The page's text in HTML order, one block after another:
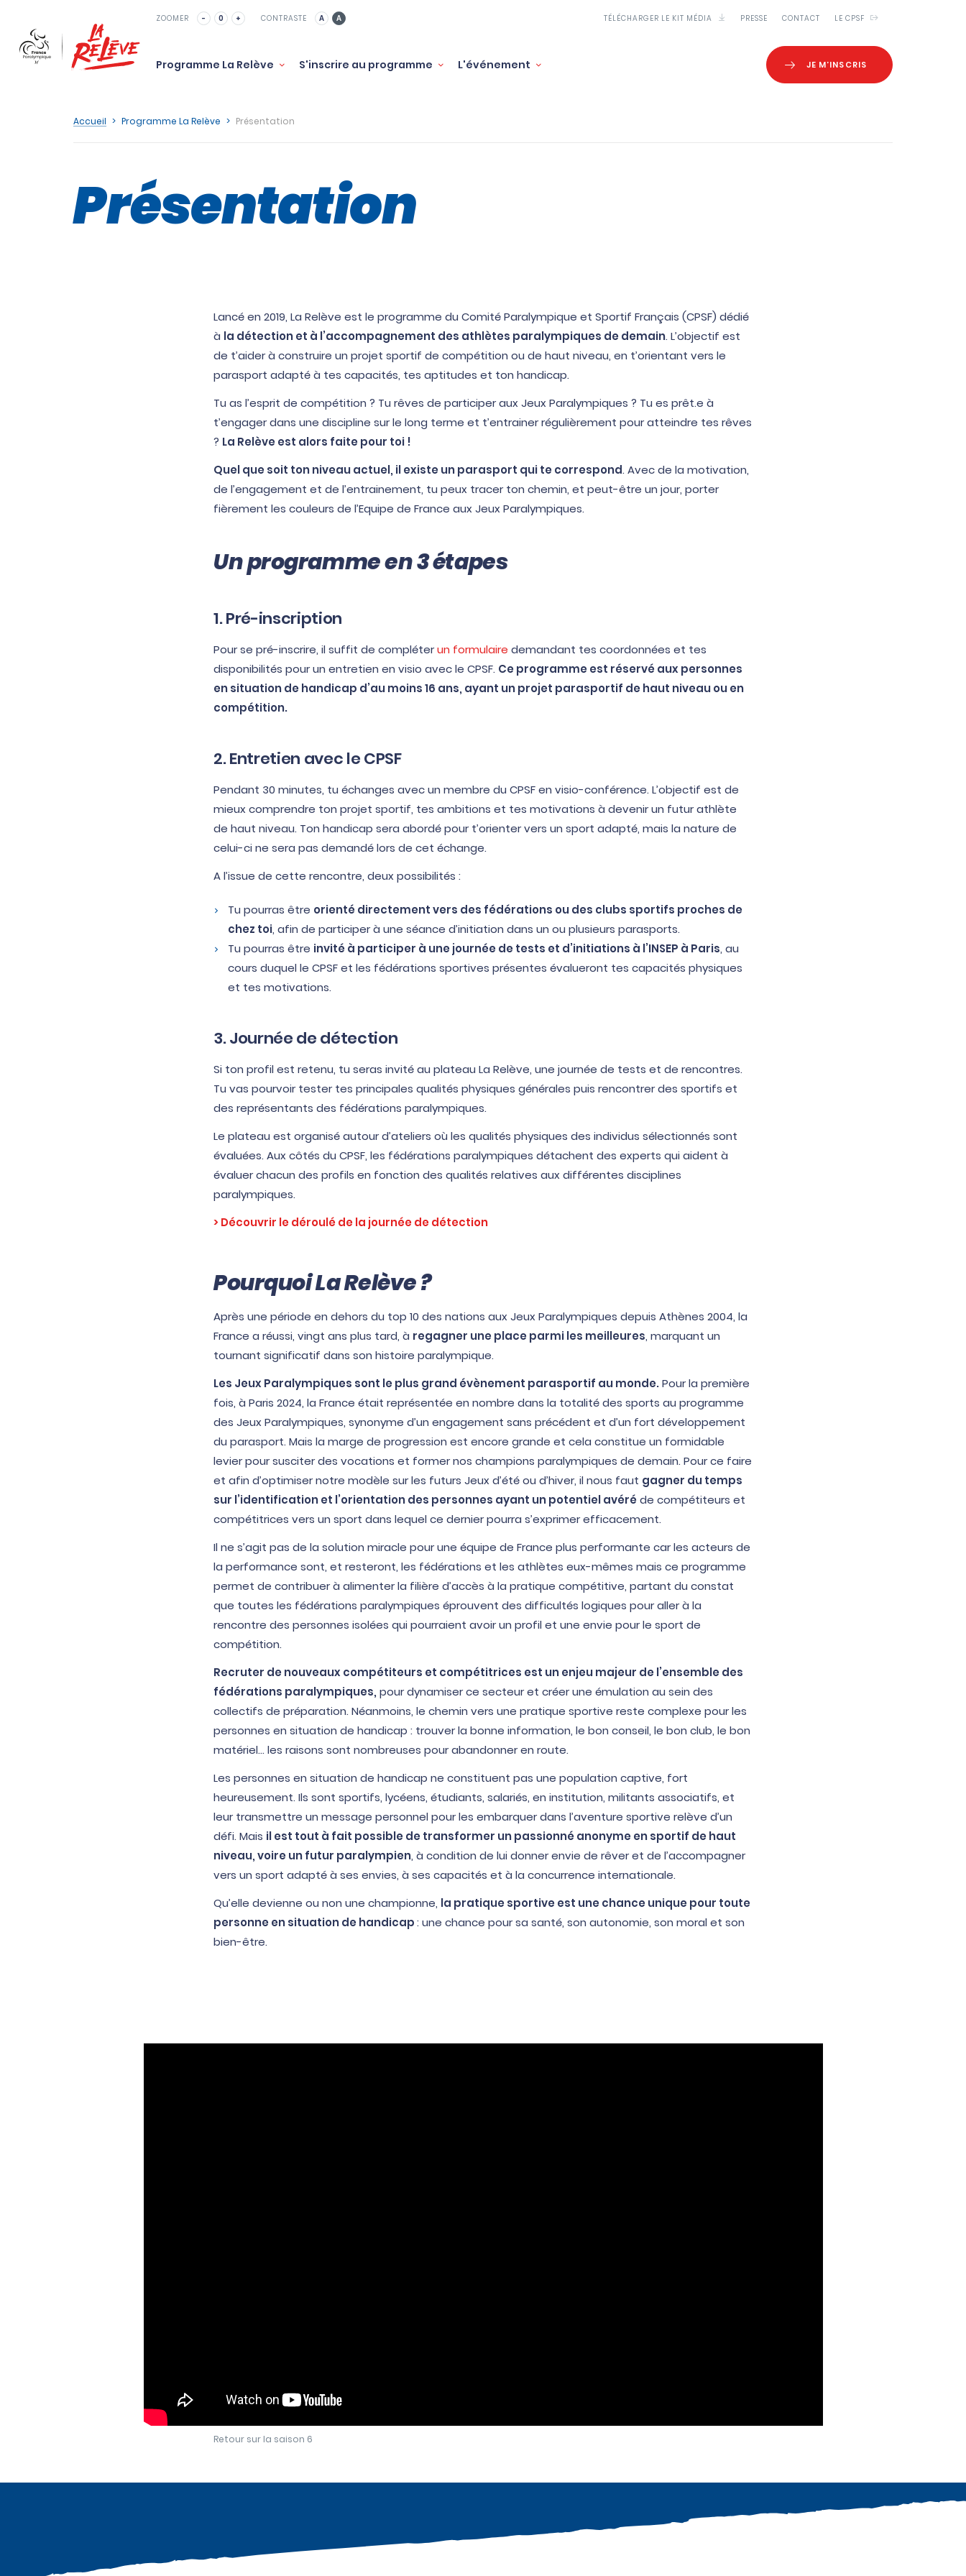
ZOOMER - 0 + CONTRASTE A A TÉLÉCHARGER LE KIT MÉDIA PRESSE CONTACT LE CPSF
Programme La Relève S'inscrire au programme L'événement JE M’INSCRIS
Accueil > Programme La Relève > Présentation
Présentation
Lancé en 2019, La Relève est le programme du Comité Paralympique et Sportif Français (CPSF) dédié
à la détection et à l’accompagnement des athlètes paralympiques de demain. L’objectif est
de t’aider à construire un projet sportif de compétition ou de haut niveau, en t’orientant vers le
parasport adapté à tes capacités, tes aptitudes et ton handicap.
Tu as l’esprit de compétition ? Tu rêves de participer aux Jeux Paralympiques ? Tu es prêt.e à
t’engager dans une discipline sur le long terme et t’entrainer régulièrement pour atteindre tes rêves
? La Relève est alors faite pour toi !
Quel que soit ton niveau actuel, il existe un parasport qui te correspond. Avec de la motivation,
de l’engagement et de l’entrainement, tu peux tracer ton chemin, et peut-être un jour, porter
fièrement les couleurs de l’Equipe de France aux Jeux Paralympiques.
Un programme en 3 étapes
1. Pré-inscription
Pour se pré-inscrire, il suffit de compléterun formulaire demandant tes coordonnées et tes
disponibilités pour un entretien en visio avec le CPSF. Ce programme est réservé aux personnes
en situation de handicap d’au moins 16 ans, ayant un projet parasportif de haut niveau ou en
compétition.
2. Entretien avec le CPSF
Pendant 30 minutes, tu échanges avec un membre du CPSF en visio-conférence. L’objectif est de
mieux comprendre ton projet sportif, tes ambitions et tes motivations à devenir un futur athlète
de haut niveau. Ton handicap sera abordé pour t’orienter vers un sport adapté, mais la nature de
celui-ci ne sera pas demandé lors de cet échange.
A l’issue de cette rencontre, deux possibilités :
Tu pourras être orienté directement vers des fédérations ou des clubs sportifs proches de
chez toi, afin de participer à une séance d’initiation dans un ou plusieurs parasports.
Tu pourras être invité à participer à une journée de tests et d’initiations à l’INSEP à Paris, au
cours duquel le CPSF et les fédérations sportives présentes évalueront tes capacités physiques
et tes motivations.
3. Journée de détection
Si ton profil est retenu, tu seras invité au plateau La Relève, une journée de tests et de rencontres.
Tu vas pourvoir tester tes principales qualités physiques générales puis rencontrer des sportifs et
des représentants des fédérations paralympiques.
Le plateau est organisé autour d’ateliers où les qualités physiques des individus sélectionnés sont
évaluées. Aux côtés du CPSF, les fédérations paralympiques détachent des experts qui aident à
évaluer chacun des profils en fonction des qualités relatives aux différentes disciplines
paralympiques.
> Découvrir le déroulé de la journée de détection
Pourquoi La Relève ?
Après une période en dehors du top 10 des nations aux Jeux Paralympiques depuis Athènes 2004, la
France a réussi, vingt ans plus tard, à regagner une place parmi les meilleures, marquant un
tournant significatif dans son histoire paralympique.
Les Jeux Paralympiques sont le plus grand évènement parasportif au monde.Pour la première
fois, à Paris 2024, la France était représentée en nombre dans la totalité des sports au programme
des Jeux Paralympiques, synonyme d’un engagement sans précédent et d’un fort développement
du parasport. Mais la marge de progression est encore grande et cela constitue un formidable
levier pour susciter des vocations et former nos champions paralympiques de demain. Pour ce faire
et afin d’optimiser notre modèle sur les futurs Jeux d’été ou d’hiver, il nous faut gagner du temps
sur l’identification et l’orientation des personnes ayant un potentiel avéré de compétiteurs et
compétitrices vers un sport dans lequel ce dernier pourra s’exprimer efficacement.
Il ne s’agit pas de la solution miracle pour une équipe de France plus performante car les acteurs de
la performance sont, et resteront, les fédérations et les athlètes eux-mêmes mais ce programme
permet de contribuer à alimenter la filière d’accès à la pratique compétitive, partant du constat
que toutes les fédérations paralympiques éprouvent des difficultés logiques pour aller à la
rencontre des personnes isolées qui pourraient avoir un profil et une envie pour le sport de
compétition.
Recruter de nouveaux compétiteurs et compétitrices est un enjeu majeur de l’ensemble des
fédérations paralympiques, pour dynamiser ce secteur et créer une émulation au sein des
collectifs de préparation. Néanmoins, le chemin vers une pratique sportive reste complexe pour les
personnes en situation de handicap : trouver la bonne information, le bon conseil, le bon club, le bon
matériel… les raisons sont nombreuses pour abandonner en route.
Les personnes en situation de handicap ne constituent pas une population captive, fort
heureusement. Ils sont sportifs, lycéens, étudiants, salariés, en institution, militants associatifs, et
leur transmettre un message personnel pour les embarquer dans l’aventure sportive relève d’un
défi. Mais il est tout à fait possible de transformer un passionné anonyme en sportif de haut
niveau, voire un futur paralympien, à condition de lui donner envie de rêver et de l’accompagner
vers un sport adapté à ses envies, à ses capacités et à la concurrence internationale.
Qu’elle devienne ou non une championne, la pratique sportive est une chance unique pour toute
personne en situation de handicap: une chance pour sa santé, son autonomie, son moral et son
bien-être.
Retour sur la saison 6